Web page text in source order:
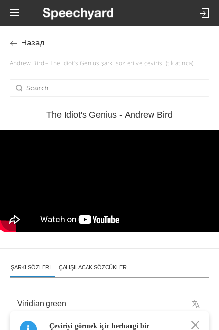
Назад
Andrew Bird – The Idiot's Genius şarkı sözleri ve çevirisi (tıklatınca)
The Idiot's Genius - Andrew Bird
ŞARKI SÖZLERI ÇALIŞILACAK SÖZCÜKLER
Viridian green
Çeviriyi görmek için herhangi bir